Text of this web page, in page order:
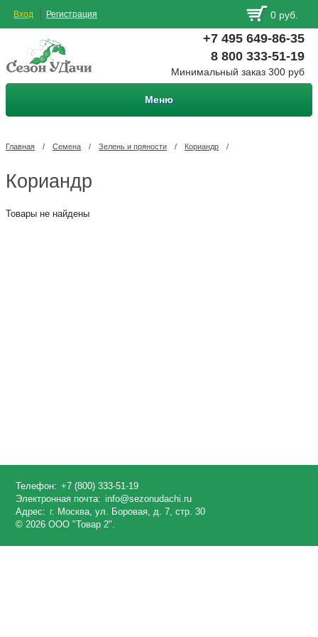
Вход Регистрация 0 руб.
+7 495 649-86-35
8 800 333-51-19
Минимальный заказ 300 руб
Меню
Главная / Семена / Зелень и пряности / Кориандр /
Кориандр
Товары не найдены
Телефон: +7 (800) 333-51-19
Электронная почта: info@sezonudachi.ru
Адрес: г. Москва, ул. Боровая, д. 7, стр. 30
© 2026 ООО "Товар 2".